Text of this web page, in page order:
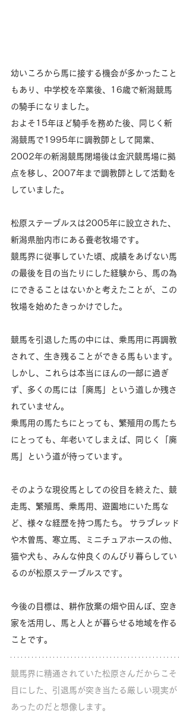
幼いころから馬に接する機会が多かったこと
もあり、中学校を卒業後、16歳で新潟競馬
の騎手になりました。
およそ15年ほど騎手を務めた後、同じく新
潟競馬で1995年に調教師として開業、
2002年の新潟競馬閉場後は金沢競馬場に拠
点を移し、2007年まで調教師として活動を
していました。
松原ステーブルスは2005年に設立された、
新潟県胎内市にある養老牧場です。
競馬界に従事していた頃、成績をあげない馬
の最後を目の当たりにした経験から、馬の為
にできることはないかと考えたことが、この
牧場を始めたきっかけでした。
競馬を引退した馬の中には、乗馬用に再調教
されて、生き残ることができる馬もいます。
しかし、これらは本当にほんの一部に過ぎ
ず、多くの馬には「廃馬」という道しか残さ
れていません。
乗馬用の馬たちにとっても、繁殖用の馬たち
にとっても、年老いてしまえば、同じく「廃
馬」という道が待っています。
そのような現役馬としての役目を終えた、競
走馬、繁殖馬、乗馬用、遊園地にいた馬な
ど、様々な経歴を持つ馬たち。 サラブレッド
や木曽馬、寒立馬、ミニチュアホースの他、
猫や犬も、みんな仲良くのんびり暮らしてい
るのが松原ステーブルスです。
今後の目標は、耕作放棄の畑や田んぼ、空き
家を活用し、馬と人とが暮らせる地域を作る
ことです。
競馬界に精通されていた松原さんだからこそ
目にした、引退馬が突き当たる厳しい現実が
あったのだと想像します。